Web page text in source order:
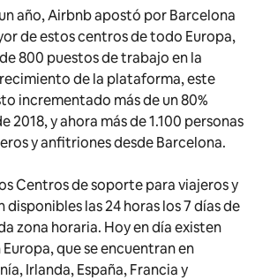
año, Airbnb apostó por Barcelona
de estos centros de todo Europa,
800 puestos de trabajo en la
de la plataforma, este
incrementado más de un 80%
2018, y ahora más de 1.100 personas
y anfitriones desde Barcelona.
Centros de soporte para viajeros y
las 24 horas los 7 días de
zona horaria. Hoy en día existen
que se encuentran en
Irlanda, España, Francia y